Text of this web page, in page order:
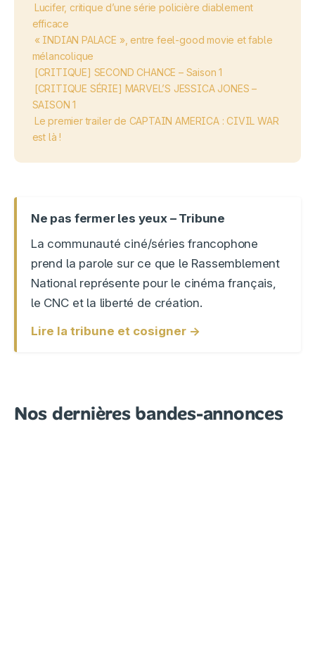
Lucifer, critique d’une série policière diablement
efficace
« INDIAN PALACE », entre feel-good movie et fable
mélancolique
[CRITIQUE] SECOND CHANCE – Saison 1
[CRITIQUE SÉRIE] MARVEL’S JESSICA JONES –
SAISON 1
Le premier trailer de CAPTAIN AMERICA : CIVIL WAR
est là !
Ne pas fermer les yeux – Tribune
La communauté ciné/séries francophone
prend la parole sur ce que le Rassemblement
National représente pour le cinéma français,
le CNC et la liberté de création.
Lire la tribune et cosigner →
Nos dernières bandes-annonces